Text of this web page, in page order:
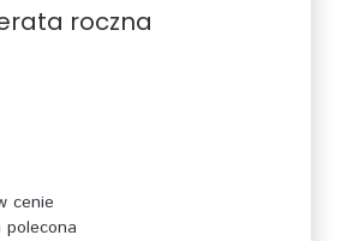
roczna
cenie
polecona